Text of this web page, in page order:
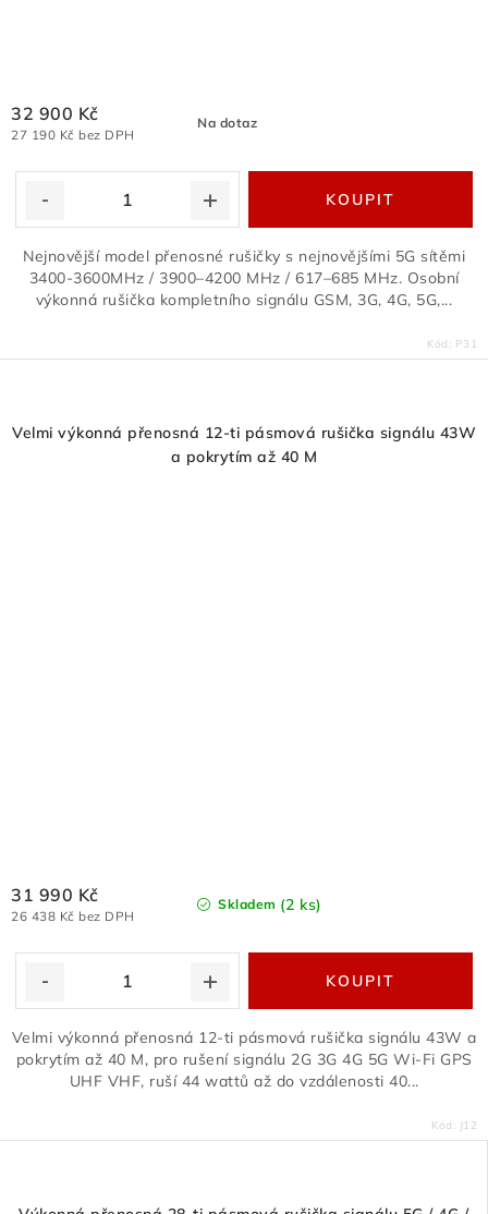
Na dotaz
27 190 Kč bez DPH
32 900 Kč
Nejnovější model přenosné rušičky s nejnovějšími 5G sítěmi
3400-3600MHz / 3900–4200 MHz / 617–685 MHz. Osobní
výkonná rušička kompletního signálu GSM, 3G, 4G, 5G,...
Kód: P31
Velmi výkonná přenosná 12-ti pásmová rušička signálu 43W
a pokrytím až 40 M
Skladem (2 ks)
26 438 Kč bez DPH
31 990 Kč
Velmi výkonná přenosná 12-ti pásmová rušička signálu 43W a
pokrytím až 40 M, pro rušení signálu 2G 3G 4G 5G Wi-Fi GPS
UHF VHF, ruší 44 wattů až do vzdálenosti 40...
Kód: J12